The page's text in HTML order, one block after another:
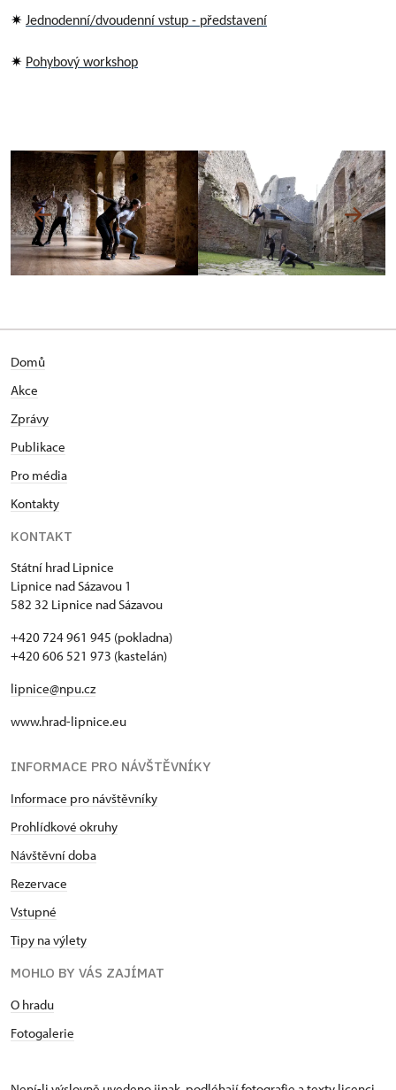
✷ Jednodenní/dvoudenní vstup - představení
✷ Pohybový workshop
Domů
Akce
Zprávy
Publikace
Pro média
Kontakty
KONTAKT
Státní hrad Lipnice
Lipnice nad Sázavou 1
582 32 Lipnice nad Sázavou
+420 724 961 945 (pokladna)
+420 606 521 973 (kastelán)
lipnice@npu.cz
www.hrad-lipnice.eu
INFORMACE PRO NÁVŠTĚVNÍKY
Informace pro návštěvníky
Prohlídkové okruhy
Návštěvní doba
Rezervace
Vstupné
Tipy na výlety
MOHLO BY VÁS ZAJÍMAT
O hradu
Fotogalerie